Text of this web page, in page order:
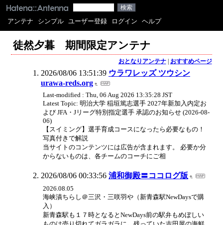
アンテナ シンプル ユーザー登録 ログイン ヘルプ
徒然夕暮 期間限定アンテナ
おとなりアンテナ| おすすめページ
2026/08/06 13:51:39 ウラワレッズ ツウシン
urawa-reds.org
Last-modified : Thu, 06 Aug 2026 13:35:28 JST
Latest Topic: 明治大学 稲垣篤志選手 2027年新加入内定お
よび JFA・Jリーグ特別指定選手 承認のお知らせ (2026-08-
06)
【スイミング】選手育成コースになったら必要なもの！
写真付きで解説
当サイトのコンテンツには広告が含まれます。 必要か分
からないものは、各チームのコーチにご相
2026/08/06 00:33:56 浦和御殿〓ココログ版
2026.08.05
海峡漬ちらし＠三沢・三咲羽や（新青森駅NewDaysで購
入）
新青森駅も１７時となるとNewDays前の駅弁もめぼしい